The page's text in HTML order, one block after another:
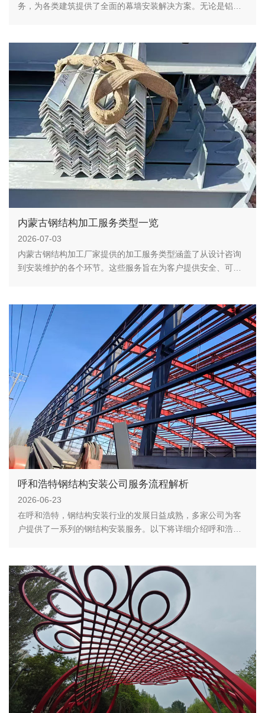
务，为各类建筑提供了全面的幕墙安装解决方案。无论是铝单
内蒙古钢结构加工服务类型一览
2026-07-03
内蒙古钢结构加工厂家提供的加工服务类型涵盖了从设计咨询
到安装维护的各个环节。这些服务旨在为客户提供安全、可
呼和浩特钢结构安装公司服务流程解析
2026-06-23
在呼和浩特，钢结构安装行业的发展日益成熟，多家公司为客
户提供了一系列的钢结构安装服务。以下将详细介绍呼和浩特